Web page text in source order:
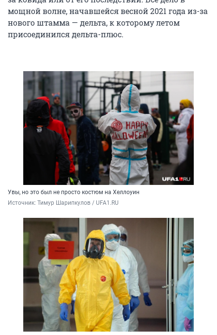
мощной волне, начавшейся весной 2021 года из-за
нового штамма — дельта, к которому летом
присоединился дельта-плюс.
Увы, но это был не просто костюм на Хеллоуин
Источник: Тимур Шарипкулов / UFA1.RU